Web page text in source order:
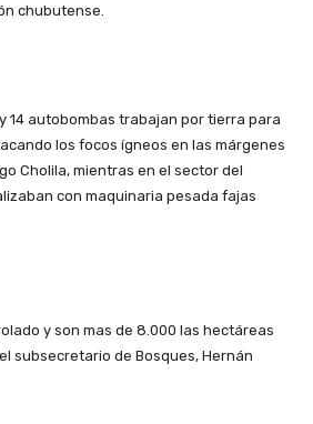
chubutense.
14 autobombas trabajan por tierra para
los focos ígneos en las márgenes
Cholila, mientras en el sector del
con maquinaria pesada fajas
y son mas de 8.000 las hectáreas
subsecretario de Bosques, Hernán